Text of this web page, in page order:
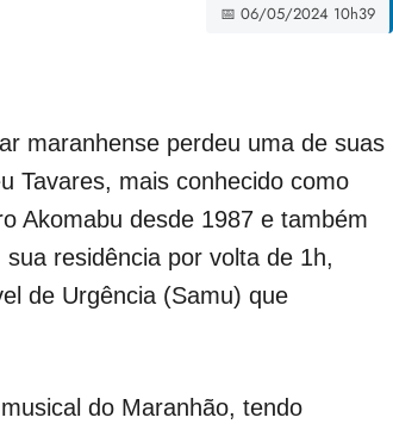
📅 06/05/2024 10h39
maranhense perdeu uma de suas
Tavares, mais conhecido como
Akomabu desde 1987 e também
residência por volta de 1h,
de Urgência (Samu) que
do Maranhão, tendo